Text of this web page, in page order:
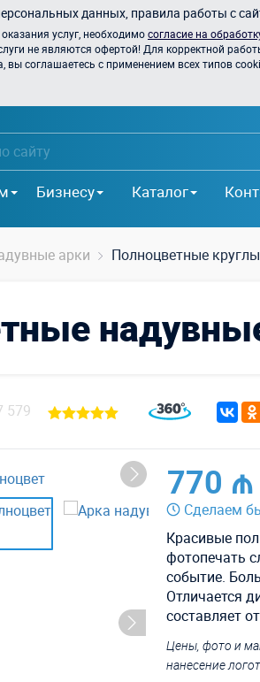
данных, правила работы с
услуг, необходимосогласие на
не являются офертой! Для корректной
соглашаетесь с применением всех типов
Бизнесу Каталог
арки Полноцветные
579
770 ₼
Сделаем
Красивые
фотопечать
событие.
Отличается
составляет
Цены, фото и
нанесение